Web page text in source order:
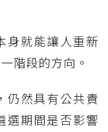
身就能讓人重新
階段的方向。
仍然具有公共責
選期間是否影響